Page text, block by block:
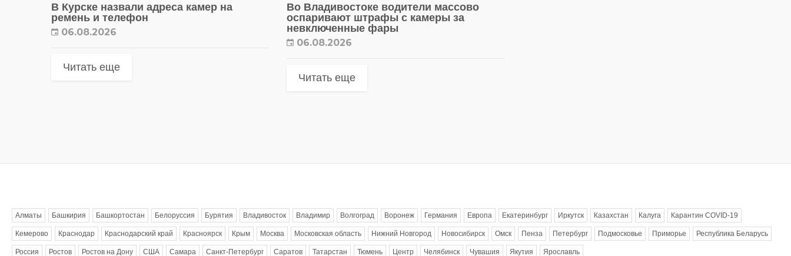
В Курске назвали адреса камер на
ремень и телефон
06.08.2026
Читать еще
Во Владивостоке водители массово
оспаривают штрафы с камеры за
невключенные фары
06.08.2026
Читать еще
Алматы Башкирия Башкортостан Белоруссия Бурятия Владивосток Владимир Волгоград Воронеж Германия Европа Екатеринбург Иркутск Казахстан Калуга Карантин COVID-19
Кемерово Краснодар Краснодарский край Красноярск Крым Москва Московская область Нижний Новгород Новосибирск Омск Пенза Петербург Подмосковье Приморье Республика Беларусь
Россия Ростов Ростов на Дону США Самара Санкт-Петербург Саратов Татарстан Тюмень Центр Челябинск Чувашия Якутия Ярославль